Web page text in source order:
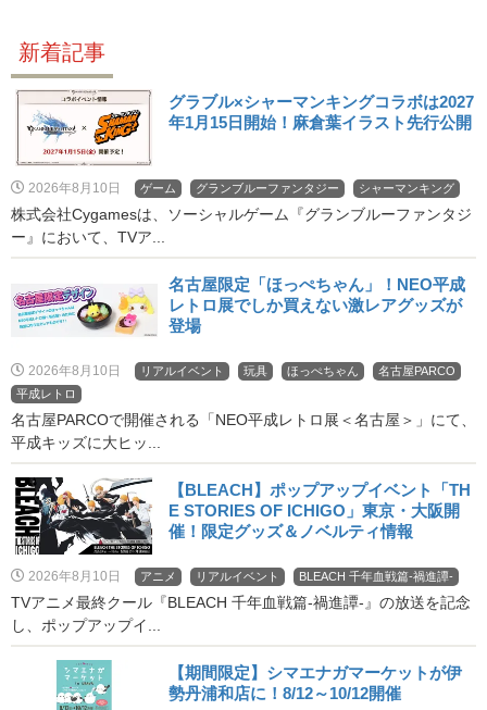
新着記事
グラブル×シャーマンキングコラボは2027
年1月15日開始！麻倉葉イラスト先行公開
2026年8月10日 ゲーム グランブルーファンタジー シャーマンキング
株式会社Cygamesは、ソーシャルゲーム『グランブルーファンタジ
ー』において、TVア...
名古屋限定「ほっぺちゃん」！NEO平成
レトロ展でしか買えない激レアグッズが
登場
2026年8月10日 リアルイベント 玩具 ほっぺちゃん
名古屋PARCO
平成レトロ
名古屋PARCOで開催される「NEO平成レトロ展＜名古屋＞」にて、
平成キッズに大ヒッ...
【BLEACH】ポップアップイベント「TH
E STORIES OF ICHIGO」東京・大阪開
催！限定グッズ＆ノベルティ情報
2026年8月10日 アニメ リアルイベント BLEACH 千年血戦篇-禍進譚-
TVアニメ最終クール『BLEACH 千年血戦篇-禍進譚-』の放送を記念
し、ポップアップイ...
【期間限定】シマエナガマーケットが伊
勢丹浦和店に！8/12～10/12開催